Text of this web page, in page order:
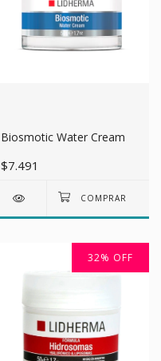
Biosmotic Water Cream
$7.491
32% OFF